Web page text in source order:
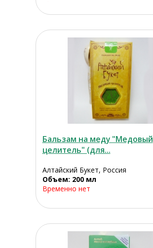
Бальзам на меду "Медовый
целитель" (для...
Алтайский Букет, Россия
Объем: 200 мл
Временно нет